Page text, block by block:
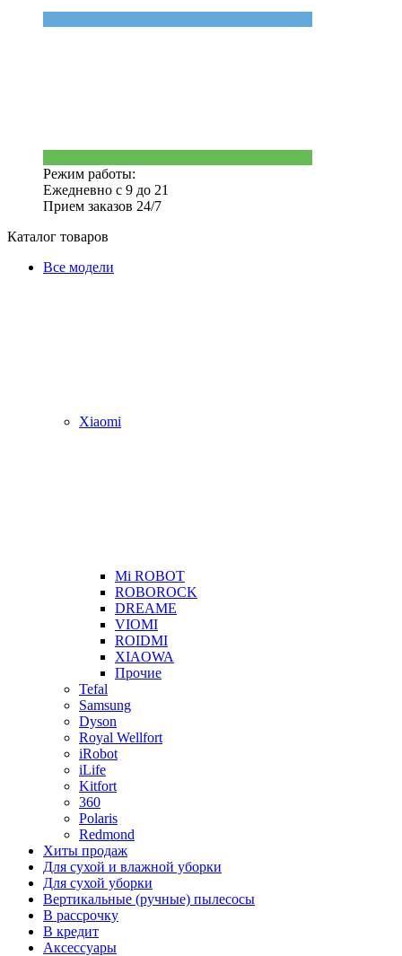
Режим работы:
Ежедневно с 9 до 21
Прием заказов 24/7
Каталог товаров
Все модели
Xiaomi
Mi ROBOT
ROBOROCK
DREAME
VIOMI
ROIDMI
XIAOWA
Прочие
Tefal
Samsung
Dyson
Royal Wellfort
iRobot
iLife
Kitfort
360
Polaris
Redmond
Хиты продаж
Для сухой и влажной уборки
Для сухой уборки
Вертикальные (ручные) пылесосы
В рассрочку
В кредит
Аксессуары